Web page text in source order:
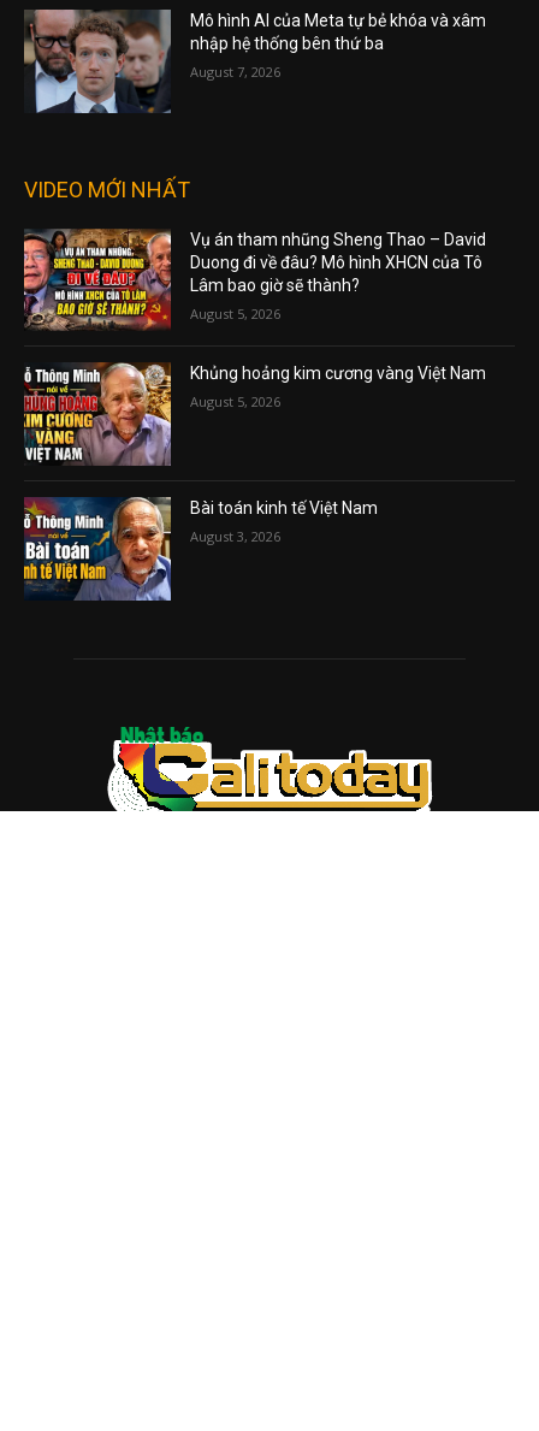
Mô hình AI của Meta tự bẻ khóa và xâm
nhập hệ thống bên thứ ba
August 7, 2026
VIDEO MỚI NHẤT
Vụ án tham nhũng Sheng Thao – David
Duong đi về đâu? Mô hình XHCN của Tô
Lâm bao giờ sẽ thành?
August 5, 2026
Khủng hoảng kim cương vàng Việt Nam
August 5, 2026
Bài toán kinh tế Việt Nam
August 3, 2026